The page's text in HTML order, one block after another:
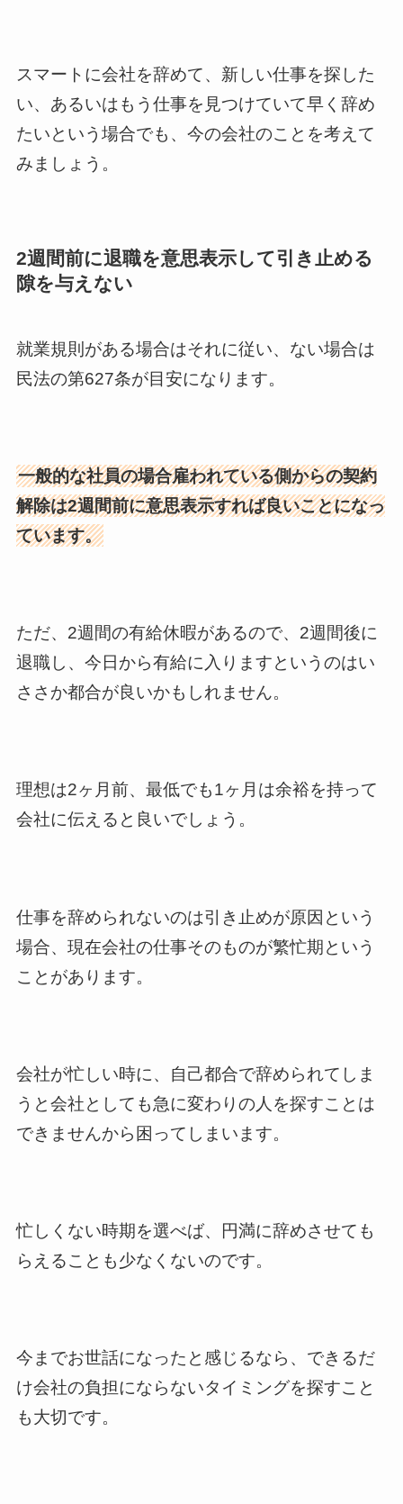
スマートに会社を辞めて、新しい仕事を探した
い、あるいはもう仕事を見つけていて早く辞め
たいという場合でも、今の会社のことを考えて
みましょう。
2週間前に退職を意思表示して引き止める
隙を与えない
就業規則がある場合はそれに従い、ない場合は
民法の第627条が目安になります。
一般的な社員の場合雇われている側からの契約
解除は2週間前に意思表示すれば良いことになっ
ています。
ただ、2週間の有給休暇があるので、2週間後に
退職し、今日から有給に入りますというのはい
ささか都合が良いかもしれません。
理想は2ヶ月前、最低でも1ヶ月は余裕を持って
会社に伝えると良いでしょう。
仕事を辞められないのは引き止めが原因という
場合、現在会社の仕事そのものが繁忙期という
ことがあります。
会社が忙しい時に、自己都合で辞められてしま
うと会社としても急に変わりの人を探すことは
できませんから困ってしまいます。
忙しくない時期を選べば、円満に辞めさせても
らえることも少なくないのです。
今までお世話になったと感じるなら、できるだ
け会社の負担にならないタイミングを探すこと
も大切です。